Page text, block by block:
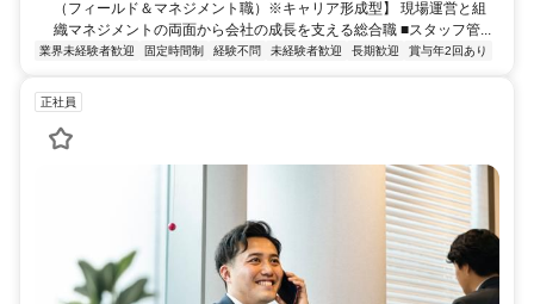
（フィールド＆マネジメント職）※キャリア形成型】 現場運営と組
織マネジメントの両面から会社の成長を支える総合職 ■スタッフ管...
業界未経験者歓迎 固定時間制 経験不問 未経験者歓迎 長期歓迎 賞与年2回あり
正社員